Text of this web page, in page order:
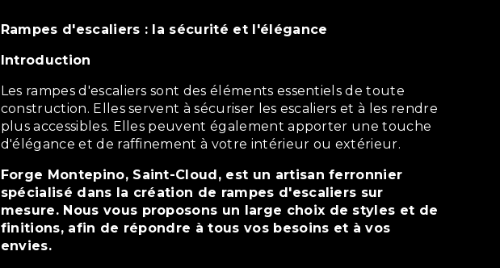
rampes d'escaliers : la sécurité et l'élégance
Introduction
Les rampes d'escaliers sont des éléments essentiels de toute
construction. Elles servent à sécuriser les escaliers et à les rendre
plus accessibles. Elles peuvent également apporter une touche
d'élégance et de raffinement à votre intérieur ou extérieur.
Forge Montepino, Saint-Cloud, est un artisan ferronnier
spécialisé dans la création de rampes d'escaliers sur
mesure. Nous vous proposons un large choix de styles et de
finitions, afin de répondre à tous vos besoins et à vos
envies.